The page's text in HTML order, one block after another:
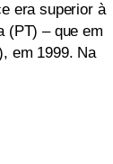
era superior à
(PT) – que em
em 1999. Na